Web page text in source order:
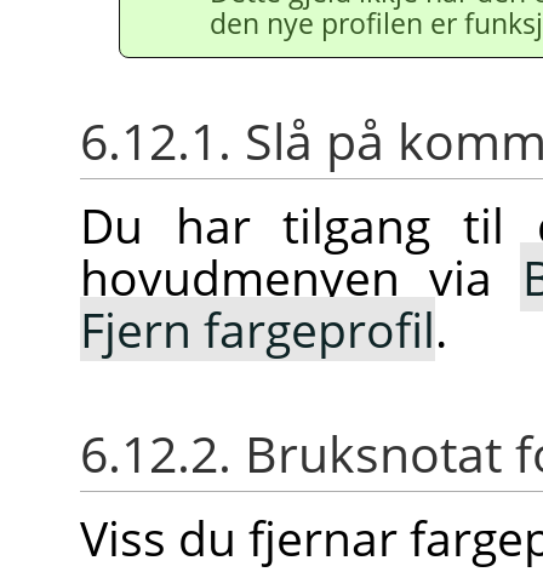
den nye profilen er
6.12.1. Slå på
Du har tilgang til
hovudmenyen via
Fjern fargeprofil.
6.12.2. Bruksnotat
Viss du fjernar